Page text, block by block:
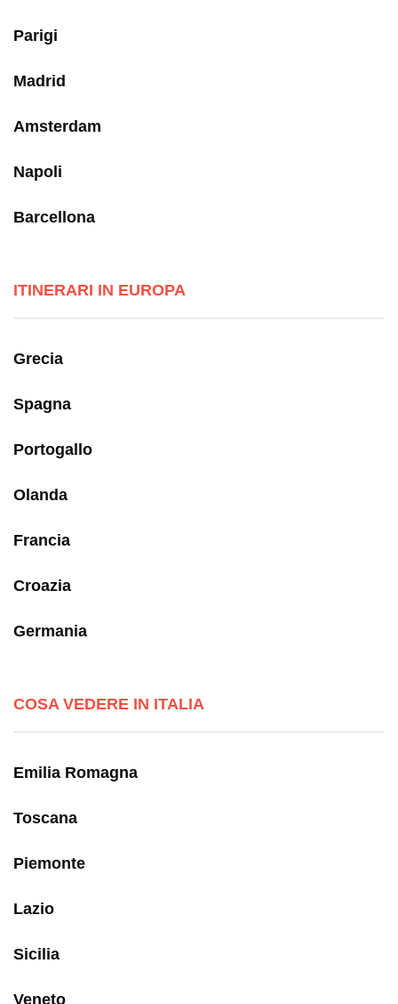
Parigi
Madrid
Amsterdam
Napoli
Barcellona
ITINERARI IN EUROPA
Grecia
Spagna
Portogallo
Olanda
Francia
Croazia
Germania
COSA VEDERE IN ITALIA
Emilia Romagna
Toscana
Piemonte
Lazio
Sicilia
Veneto